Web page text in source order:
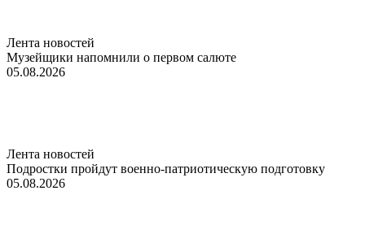
Лента новостей
Музейщики напомнили о первом салюте
05.08.2026
Лента новостей
Подростки пройдут военно-патриотическую подготовку
05.08.2026